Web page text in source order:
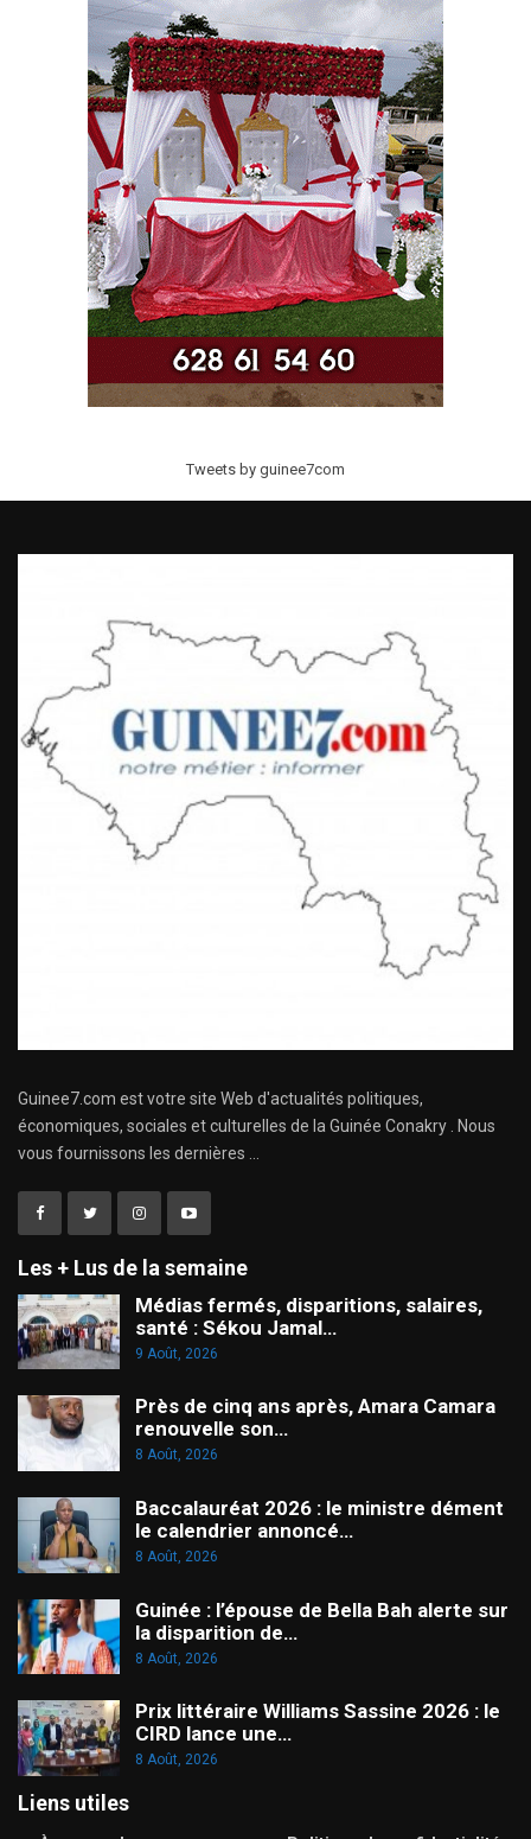
Tweets by guinee7com
Guinee7.com est votre site Web d'actualités politiques,
économiques, sociales et culturelles de la Guinée Conakry . Nous
vous fournissons les dernières ...
Les + Lus de la semaine
Médias fermés, disparitions, salaires,
santé : Sékou Jamal…
9 Août, 2026
Près de cinq ans après, Amara Camara
renouvelle son…
8 Août, 2026
Baccalauréat 2026 : le ministre dément
le calendrier annoncé…
8 Août, 2026
Guinée : l’épouse de Bella Bah alerte sur
la disparition de…
8 Août, 2026
Prix littéraire Williams Sassine 2026 : le
CIRD lance une…
8 Août, 2026
Liens utiles